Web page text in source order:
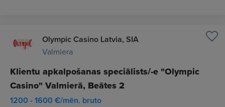
Olympic Casino Latvia, SIA
Valmiera
Klientu apkalpošanas speciālists/-e "Olympic
Casino" Valmierā, Beātes 2
1200 - 1600 €/mēn. bruto